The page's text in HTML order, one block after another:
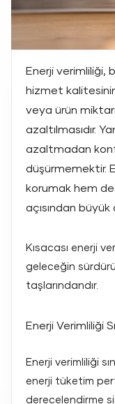
+90 346 218 13
Enerji verimliliği,
hizmet
veya ürün
azaltılmasıdır.
azaltmadan
düşürmemektir.
korumak hem
açısından büyük
Kısacası enerji
geleceğin
taşlarındandır.
Enerji Verimliliği
Enerji verimliliği
enerji tüketim
derecelendirme
Markanın
geçmesine izin